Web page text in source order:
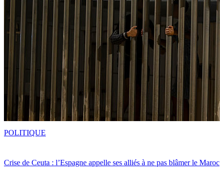
Crise de Ceuta : l’Espagne appelle ses alliés à ne pas blâmer le Maroc
POLITIQUE